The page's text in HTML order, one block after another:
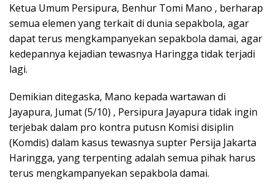
Ketua Umum Persipura, Benhur Tomi Mano , berharap
semua elemen yang terkait di dunia sepakbola, agar
dapat terus mengkampanyekan sepakbola damai, agar
kedepannya kejadian tewasnya Haringga tidak terjadi
lagi.
Demikian ditegaska, Mano kepada wartawan di
Jayapura, Jumat (5/10) , Persipura Jayapura tidak ingin
terjebak dalam pro kontra putusn Komisi disiplin
(Komdis) dalam kasus tewasnya supter Persija Jakarta
Haringga, yang terpenting adalah semua pihak harus
terus mengkampanyekan sepakbola damai.